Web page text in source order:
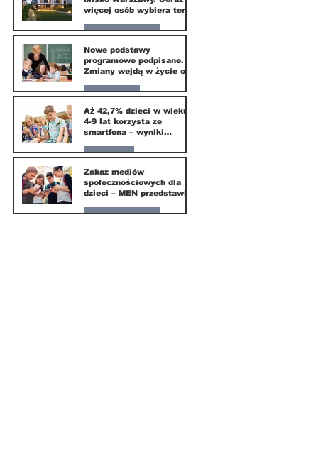
więcej osób wybiera ten
Nasze miasto
20 mar
Nowe podstawy
programowe podpisane.
Zmiany wejdą w życie od
Edukacja
16 mar
Aż 42,7% dzieci w wieku
4-9 lat korzysta ze
smartfona – wyniki
Instytutu Mediów
Parents
1 mar
Zakaz mediów
społecznościowych dla
dzieci – MEN przedstawia
Nasze miasto